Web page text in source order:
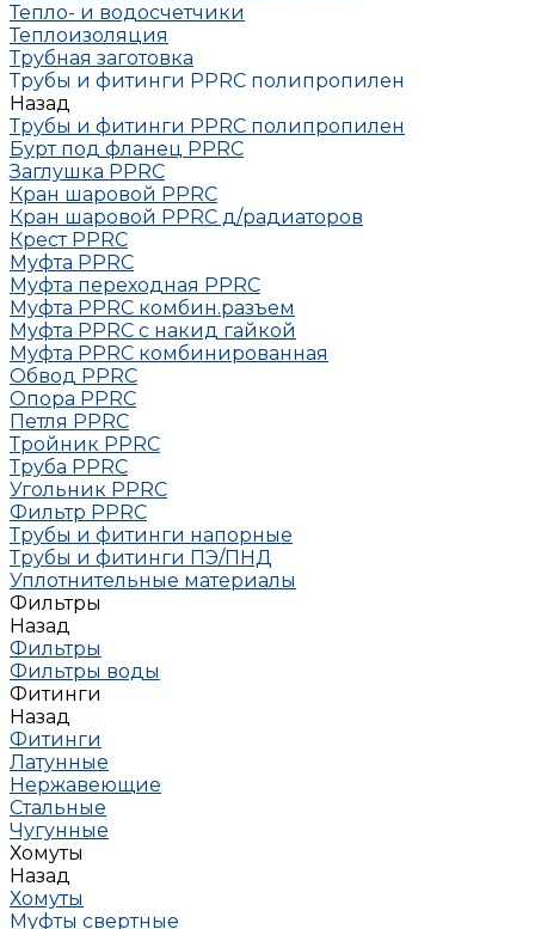
Тепло- и водосчетчики
Теплоизоляция
Трубная заготовка
Трубы и фитинги PPRC полипропилен
Назад
Трубы и фитинги PPRC полипропилен
Бурт под фланец РРRC
Заглушка РРRC
Кран шаровой PPRC
Кран шаровой PPRC д/радиаторов
Крест PPRC
Муфта PPRC
Муфта переходная PPRC
Муфта РРRC комбин.разъем
Муфта PPRC с накид гайкой
Муфта РРRC комбинированная
Обвод РРRC
Опора РРRC
Петля РРRC
Тройник РРRC
Труба РРRC
Угольник РРRC
Фильтр PPRC
Трубы и фитинги напорные
Трубы и фитинги ПЭ/ПНД
Уплотнительные материалы
Фильтры
Назад
Фильтры
Фильтры воды
Фитинги
Назад
Фитинги
Латунные
Нержавеющие
Стальные
Чугунные
Хомуты
Назад
Хомуты
Муфты свертные